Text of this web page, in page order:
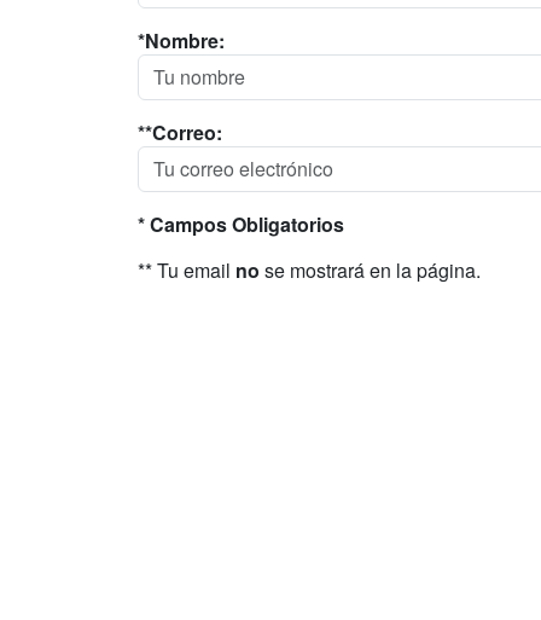
*Nombre:
**Correo:
* Campos Obligatorios
** Tu email no se mostrará en la página.